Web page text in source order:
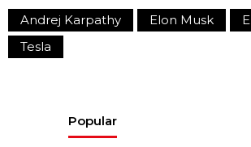
Andrej Karpathy Elon Musk
Tesla
Popular